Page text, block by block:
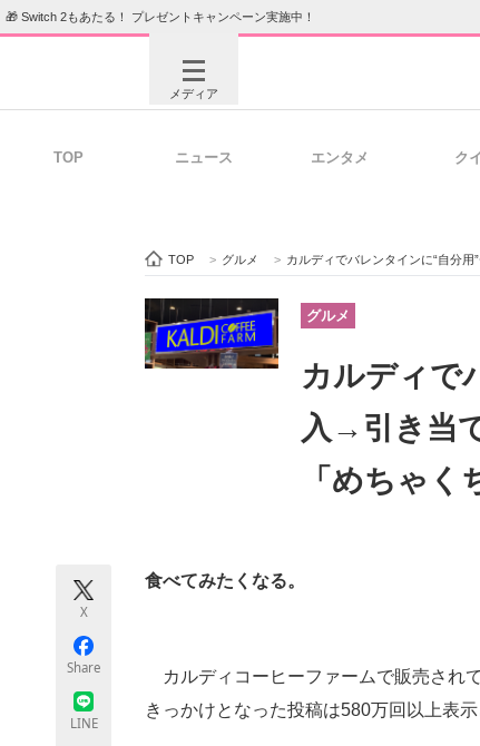
🎁 Switch 2もあたる！ プレゼントキャンペーン実施中！
メディア
ビジネスと働き方のヒント
ITエンジニア向け専門サイト 企業向
TOP ニュース エンタメ ク
TOP > グルメ > カルディでバレンタインに“自分
グルメ
カルディで
入→引き当
「めちゃく
X
Share
LINE
食べてみたくなる。
カルディコーヒーファームで販売され
きっかけとなった投稿は580万回以上表